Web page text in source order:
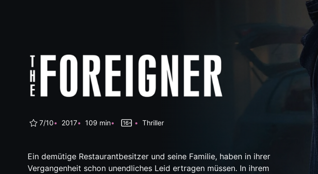
7/10 2017 109 min Thriller
Ein demütige Restaurantbesitzer und seine Familie, haben in ihrer
Vergangenheit schon unendliches Leid ertragen müssen. In ihrem